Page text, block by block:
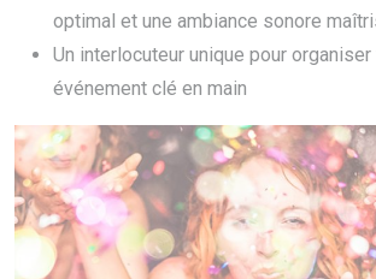
optimal et une ambiance sonore
Un interlocuteur unique pour
événement clé en main